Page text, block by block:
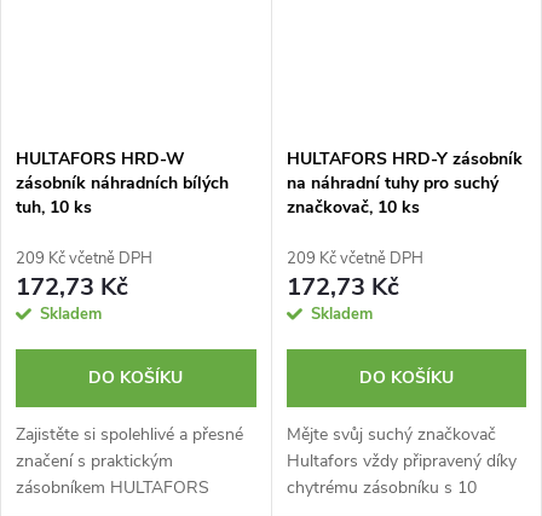
HULTAFORS HRD-W
zásobník náhradních bílých
tuh, 10 ks
209 Kč včetně DPH
172,73 Kč
Skladem
DO KOŠÍKU
Zajistěte si spolehlivé a přesné
značení s praktickým
zásobníkem HULTAFORS
HULTAFORS HRD-Y zásobník
na náhradní tuhy pro suchý
značkovač, 10 ks
209 Kč včetně DPH
172,73 Kč
Skladem
DO KOŠÍKU
Mějte svůj suchý značkovač
Hultafors vždy připravený díky
chytrému zásobníku s 10